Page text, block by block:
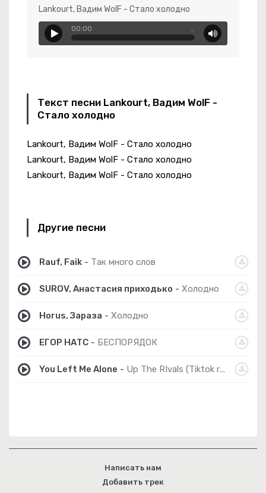
Lankourt, Вадим WolF - Стало холодно
00:00 …
Текст песни Lankourt, Вадим WolF -
Стало холодно
Lankourt, Вадим WolF - Стало холодно
Lankourt, Вадим WolF - Стало холодно
Lankourt, Вадим WolF - Стало холодно
Другие песни
Rauf, Faik - Так много слов
SUROV, Анастасия приходько - Холодно
Horus, Зараза - Холодно
ЕГОР НАТС - БЕСПОРЯДОК
You Left Me Alone - Up The RIvals (Tiktok remix)
Написать нам
Добавить трек
Учила Быть Людьми